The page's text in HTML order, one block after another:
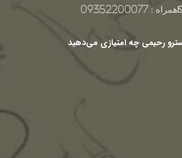
همراه :09352200077
رحیمی چه امتیازی می‌دهید